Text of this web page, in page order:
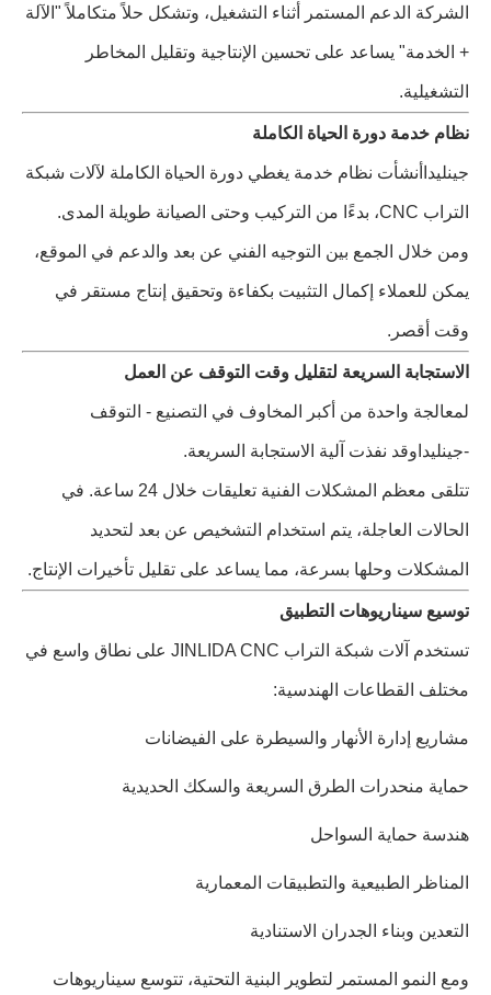
الشركة الدعم المستمر أثناء التشغيل، وتشكل حلاً متكاملاً "الآلة
+ الخدمة" يساعد على تحسين الإنتاجية وتقليل المخاطر
التشغيلية.
نظام خدمة دورة الحياة الكاملة
جينليدا أنشأت نظام خدمة يغطي دورة الحياة الكاملة لآلات شبكة
التراب CNC، بدءًا من التركيب وحتى الصيانة طويلة المدى.
ومن خلال الجمع بين التوجيه الفني عن بعد والدعم في الموقع،
يمكن للعملاء إكمال التثبيت بكفاءة وتحقيق إنتاج مستقر في
وقت أقصر.
الاستجابة السريعة لتقليل وقت التوقف عن العمل
لمعالجة واحدة من أكبر المخاوف في التصنيع - التوقف
-جينليدا وقد نفذت آلية الاستجابة السريعة.
تتلقى معظم المشكلات الفنية تعليقات خلال 24 ساعة. في
الحالات العاجلة، يتم استخدام التشخيص عن بعد لتحديد
المشكلات وحلها بسرعة، مما يساعد على تقليل تأخيرات الإنتاج.
توسيع سيناريوهات التطبيق
تستخدم آلات شبكة التراب JINLIDA CNC على نطاق واسع في
مختلف القطاعات الهندسية:
مشاريع إدارة الأنهار والسيطرة على الفيضانات
حماية منحدرات الطرق السريعة والسكك الحديدية
هندسة حماية السواحل
المناظر الطبيعية والتطبيقات المعمارية
التعدين وبناء الجدران الاستنادية
ومع النمو المستمر لتطوير البنية التحتية، تتوسع سيناريوهات